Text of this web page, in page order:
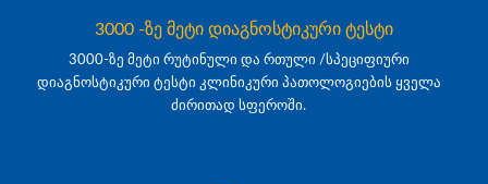
3000 -ზე მეტი დიაგნოსტიკური ტესტი
3000-ზე მეტი რუტინული და რთული /სპეციფიური
დიაგნოსტიკური ტესტი კლინიკური პათოლოგიების ყველა
ძირითად სფეროში.